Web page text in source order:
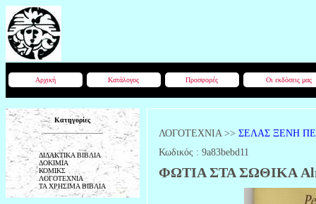
Αρχική Κατάλογος Προσφορές Οι εκδόσεις μας
Κατηγορίες
ΔΙΔΑΚΤΙΚΑ ΒΙΒΛΙΑ
ΔΟΚΙΜΙΑ
ΚΟΜΙΚΣ
ΛΟΓΟΤΕΧΝΙΑ
ΤΑ ΧΡΗΣΙΜΑ ΒΙΒΛΙΑ
ΛΟΓΟΤΕΧΝΙΑ >> ΣΕΛΑΣ ΞΕΝΗ
Κωδικός : 9a83bebd11
ΦΩΤΙΑ ΣΤΑ ΣΩΘΙΚΑ